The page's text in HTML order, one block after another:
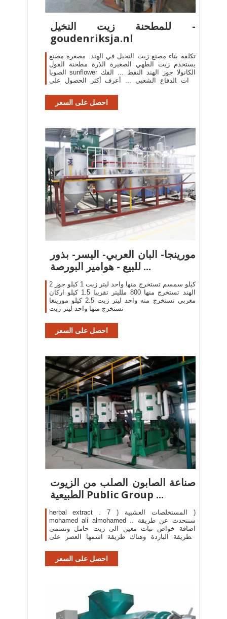
للمطحنة زيت النخيل -
goudenriksja.nl
تكلفة بناء مصنع زيت النخيل في الهند. مصغرة مصنع
يستخدم زيت الطهي الصغيرة الذرة مطحنة الفول
الصويا sunflower الكانولا جوز الهند النفط ... الفك
قوات الدفاع الشعبي ... أعرف أكثر الحصول على
احصل على السعر
مورينجا- البان العربي- اليسر- بذور
للبيع - هوامير البورصة ...
2 كيلو سمسم تستخرج منها واحد ليتر زيت 1 كيلو جوز
الهند تستخرج منها 800 ملليتر تقريبا 1.5 كيلو اركان
مغربي تستخرج منه واحد ليتر زيت 2.5 كيلو مورينغا
تستخرج منها واحد ليتر زيت
احصل على السعر
الطبيعية‎ Public Group ...
herbal extract . المستخلصات العشبية ( 7 )
mohamed ali almohamed .. سنتحدث عن طريقة
اضافة خواص نبات معين الى زيت حامل وتسمى
الطريقة الباردة وهناك طريقة اسمها العصر على
احصل على السعر